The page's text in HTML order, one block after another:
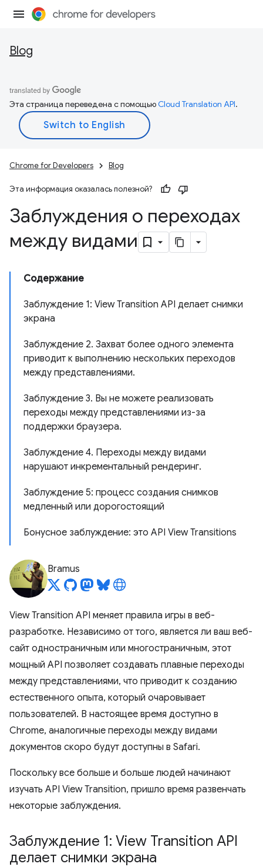
Blog
Эта страница переведена с помощьюCloud Translation API.
Chrome for Developers Blog
Эта информация оказалась полезной?
Заблуждения о переходах
между видами
Содержание
Заблуждение 1: View Transition API делает снимки
экрана
Заблуждение 2. Захват более одного элемента
приводит к выполнению нескольких переходов
между представлениями.
Заблуждение 3. Вы не можете реализовать
переходы между представлениями из-за
поддержки браузера.
Заблуждение 4. Переходы между видами
нарушают инкрементальный рендеринг.
Заблуждение 5: процесс создания снимков
медленный или дорогостоящий
Бонусное заблуждение: это API View Transitions
Bramus
View Transition API меняет правила игры в веб-
разработке. Независимо от того, является ли ваш веб-
сайт одностраничным или многостраничным, этот
мощный API позволяет создавать плавные переходы
между представлениями, что приводит к созданию
естественного опыта, который очаровывает
пользователей. В настоящее время доступно в
Chrome, аналогичные переходы между видами
документов скоро будут доступны в Safari.
Поскольку все больше и больше людей начинают
изучать API View Transition, пришло время развенчать
некоторые заблуждения.
Заблуждение 1: View Transition API
делает снимки экрана